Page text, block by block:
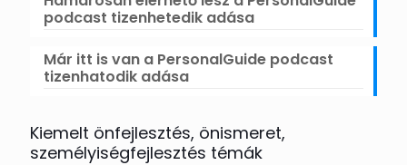
podcast tizenhetedik adása
Már itt is van a PersonalGuide podcast
tizenhatodik adása
Kiemelt önfejlesztés, önismeret,
személyiségfejlesztés témák